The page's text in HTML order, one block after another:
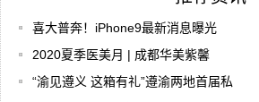
喜大普奔！iPhone9最新消息曝光
2020夏季医美月 | 成都华美紫馨
“渝见遵义 这箱有礼”遵渝两地首届私